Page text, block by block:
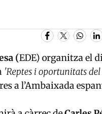
(EDE) organitza el
'Reptes i oportunitats
a l’Ambaixada